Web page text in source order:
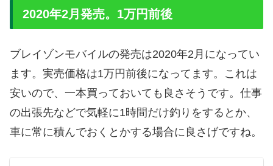
2020年2月発売。1万円前後
ブレイゾンモバイルの発売は2020年2月になってい
ます。実売価格は1万円前後になってます。これは
安いので、一本買っておいても良さそうです。仕事
の出張先などで気軽に1時間だけ釣りをするとか、
車に常に積んでおくとかする場合に良さげですね。